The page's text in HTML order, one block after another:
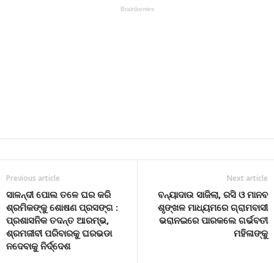
Previous article
ସାଳନ୍ଦୀ ପୋଲ ତଳେ ଘର କରି
ଶ୍ରମିକଙ୍କୁ ଶୋଷଣ ପ୍ରସଙ୍ଗ :
ପ୍ରଶାସନିକ ତଦନ୍ତ ଆରମ୍ଭ,
ଶ୍ରମଜୀବୀ ପରିବାରକୁ ଘରଭଡା
ନଦେବାକୁ ନିର୍ଦ୍ଦେଶ
Next article
ବନ୍ୟାଦାଉ ସାଜିଲା, ରସି ଓ ମାନବ
ଶୃଙ୍ଖଳ ମାଧ୍ୟମରେ ଗ୍ରାମବାସୀ
ଭରାନଇରେ ପାରକଲେ ଗର୍ଭବତୀ
ମହିଳାଙ୍କୁ